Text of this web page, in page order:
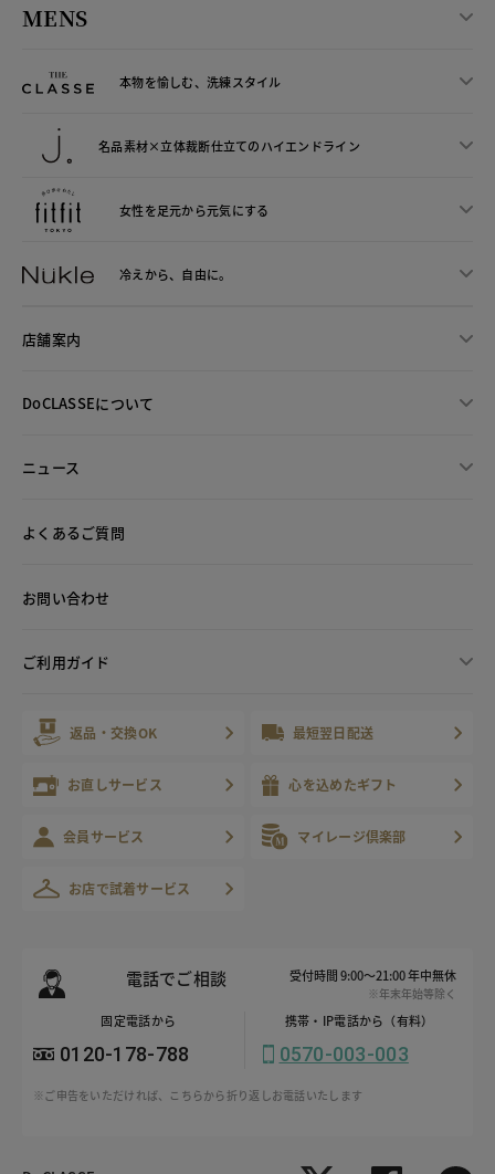
MENS
本物を愉しむ、洗練スタイル
名品素材×立体裁断仕立てのハイエンドライン
女性を足元から元気にする
冷えから、 自由に。
店舗案内
DoCLASSEについて
ニュース
よくあるご質問
お問い合わせ
ご利用ガイド
返品・交換OK 最短翌日配送
お直しサービス 心を込めたギフト
会員サービス マイレージ倶楽部
お店で試着サービス
電話でご相談 受付時間 9:00～21:00 年中無休
※年末年始等除く
固定電話から
0120-178-788
携帯・IP電話から（有料）
0570-003-003
※ご申告をいただければ、こちらから折り返しお電話いたします